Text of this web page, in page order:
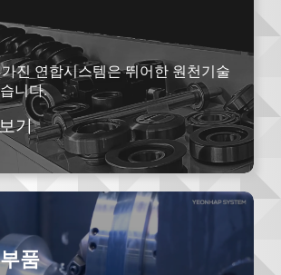
진 연합시스템은 뛰어한 원천기술
니다.
기
품